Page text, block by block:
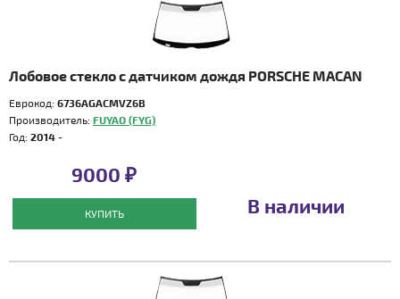
Лобовое стекло с датчиком дождя PORSCHE MACAN
Еврокод: 6736AGACMVZ6B
Производитель: FUYAO (FYG)
Год: 2014 -
9000 ₽
КУПИТЬ В наличии